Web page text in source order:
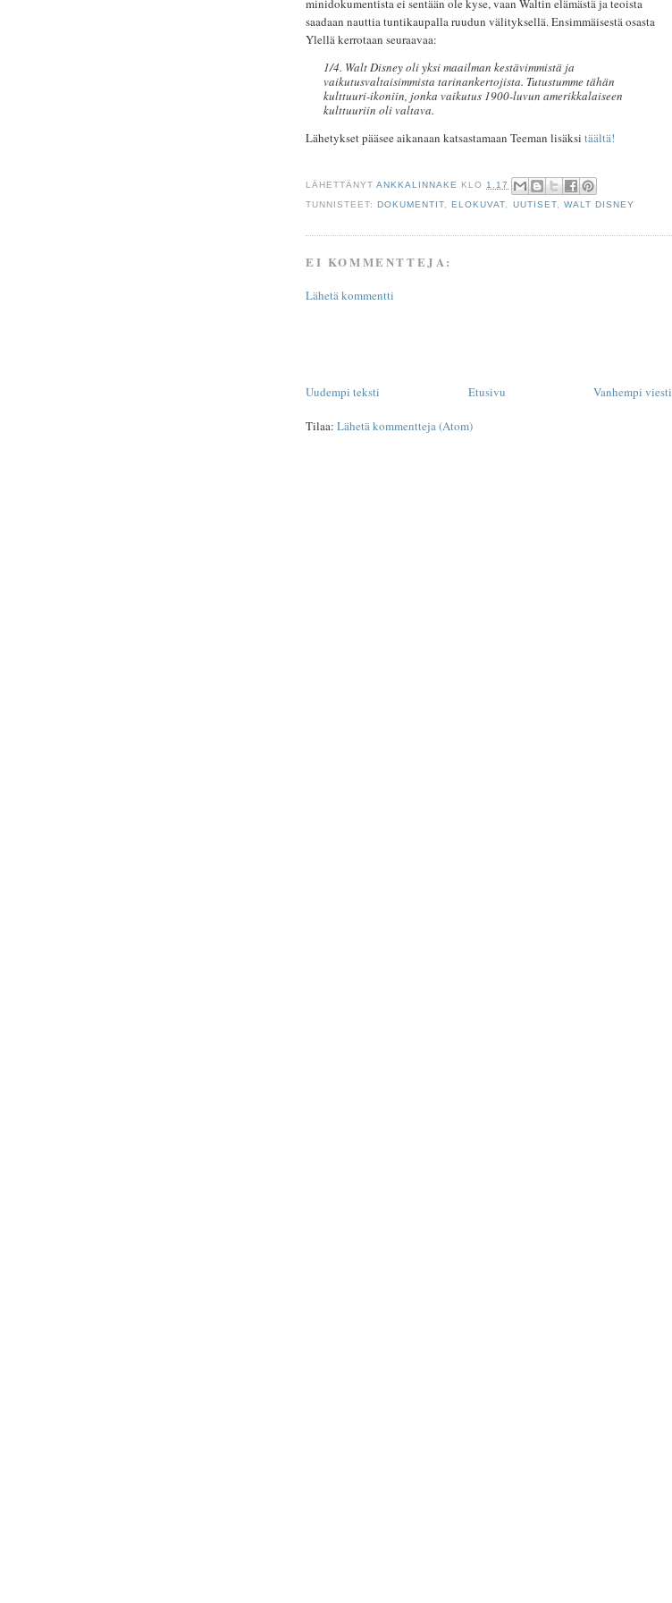
saadaan nauttia tuntikaupalla ruudun välityksellä. Ensimmäisestä osasta
Ylellä kerrotaan seuraavaa:
1/4. Walt Disney oli yksi maailman kestävimmistä ja
vaikutusvaltaisimmista tarinankertojista. Tutustumme tähän
kulttuuri-ikoniin, jonka vaikutus 1900-luvun amerikkalaiseen
kulttuuriin oli valtava.
Lähetykset pääsee aikanaan katsastamaan Teeman lisäksi täältä!
LÄHETTÄNYTANKKALINNAKE KLO1.17
TUNNISTEET:DOKUMENTIT,ELOKUVAT, UUTISET, WALT DISNEY
EI KOMMENTTEJA:
Lähetä kommentti
Uudempi teksti Vanhempi viesti
Etusivu
Tilaa: Lähetä kommentteja (Atom)